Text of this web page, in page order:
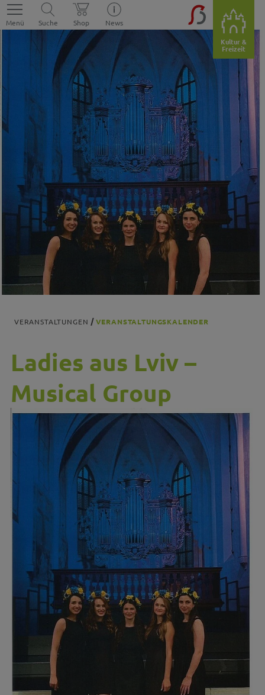
Menü Suche Shop
News
Kultur &
Freizeit
VERANSTALTUNGEN VERANSTALTUNGSKALENDER
Ladies aus Lviv –
Musical Group